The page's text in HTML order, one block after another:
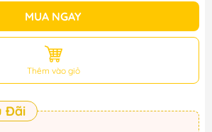
MUA NGAY
Thêm vào giỏ
Đãi